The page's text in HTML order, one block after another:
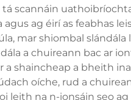
scannáin
ag éirí as feabhas
mar shiombal
a chuireann bac ar
a shaincheap a bheith
oíche, rud a
leith na n-ionsáin seo